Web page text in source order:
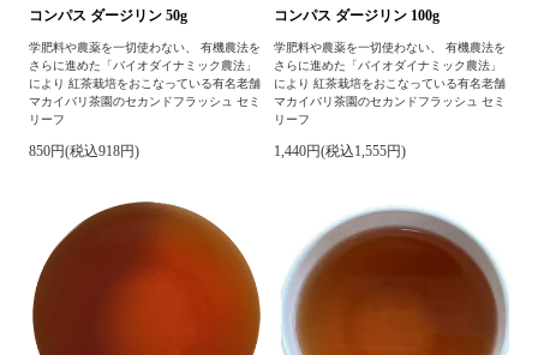
コンパス ダージリン 50g
学肥料や農薬を一切使わない、 有機農法を
さらに進めた「バイオダイナミック農法」
により 紅茶栽培をおこなっている有名老舗
マカイバリ茶園のセカンドフラッシュ セミ
リーフ
850円(税込918円)
コンパス ダージリン 100g
学肥料や農薬を一切使わない、 有機農法を
さらに進めた「バイオダイナミック農法」
により 紅茶栽培をおこなっている有名老舗
マカイバリ茶園のセカンドフラッシュ セミ
リーフ
1,440円(税込1,555円)